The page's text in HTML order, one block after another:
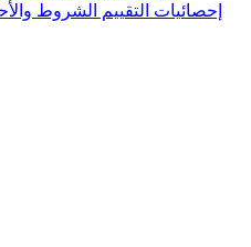
إحصائيات التقييم
الشروط